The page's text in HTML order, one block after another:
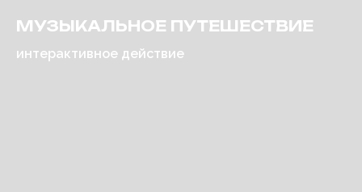
МУЗЫКАЛЬНОЕ ПУТЕШЕСТВИЕ
интерактивное действие